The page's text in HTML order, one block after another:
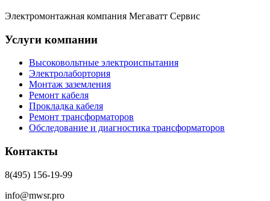
Электромонтажная компания Мегаватт Сервис
Услуги компании
Высоковольтные электроиспытания
Электролабортория
Монтаж заземления
Ремонт кабеля
Прокладка кабеля
Ремонт трансформаторов
Обследование и диагностика трансформаторов
Контакты
8(495) 156-19-99
info@mwsr.pro